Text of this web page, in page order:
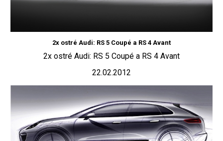
2x ostré Audi: RS 5 Coupé a RS 4 Avant
2x ostré Audi: RS 5 Coupé a RS 4 Avant
22.02.2012